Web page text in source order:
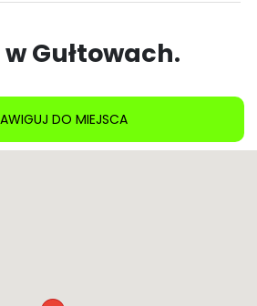
w Gułtowach.
DO MIEJSCA